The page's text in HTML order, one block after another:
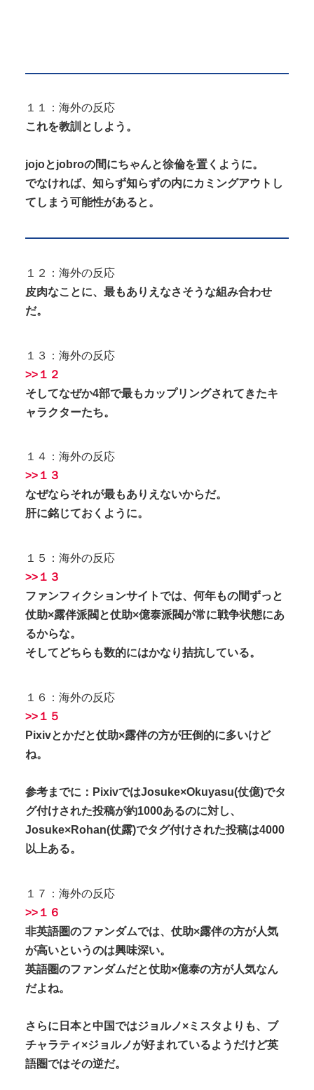
１１：海外の反応
これを教訓としよう。
jojoとjobroの間にちゃんと徐倫を置くように。
でなければ、知らず知らずの内にカミングアウトし
てしまう可能性があると。
１２：海外の反応
皮肉なことに、最もありえなさそうな組み合わせ
だ。
１３：海外の反応
>>１２
そしてなぜか4部で最もカップリングされてきたキ
ャラクターたち。
１４：海外の反応
>>１３
なぜならそれが最もありえないからだ。
肝に銘じておくように。
１５：海外の反応
>>１３
ファンフィクションサイトでは、何年もの間ずっと
仗助×露伴派閥と仗助×億泰派閥が常に戦争状態にあ
るからな。
そしてどちらも数的にはかなり拮抗している。
１６：海外の反応
>>１５
Pixivとかだと仗助×露伴の方が圧倒的に多いけど
ね。
参考までに：PixivではJosuke×Okuyasu(仗億)でタ
グ付けされた投稿が約1000あるのに対し、
Josuke×Rohan(仗露)でタグ付けされた投稿は4000
以上ある。
１７：海外の反応
>>１６
非英語圏のファンダムでは、仗助×露伴の方が人気
が高いというのは興味深い。
英語圏のファンダムだと仗助×億泰の方が人気なん
だよね。
さらに日本と中国ではジョルノ×ミスタよりも、ブ
チャラティ×ジョルノが好まれているようだけど英
語圏ではその逆だ。